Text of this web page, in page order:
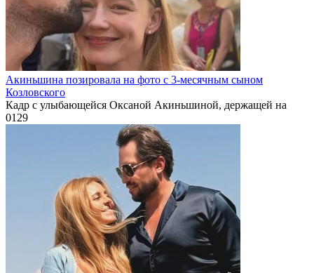
Акиньшина позировала на фото с 3-месячным сыном
Козловского
Кадр с улыбающейся Оксаной Акиньшиной, держащей на
0129